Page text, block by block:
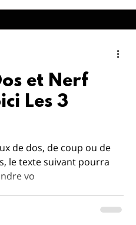
et Nerf
Les 3
de dos, de coup ou de
le texte suivant pourra
vo